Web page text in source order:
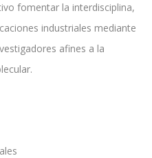
fomentar la interdisciplina,
industriales mediante
afines a la